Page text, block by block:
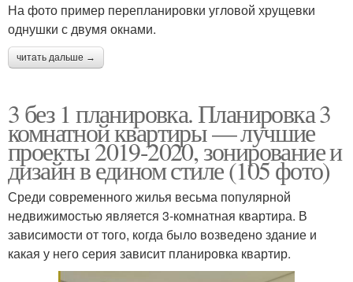
На фото пример перепланировки угловой хрущевки
однушки с двумя окнами.
читать дальше →
3 без 1 планировка. Планировка 3
комнатной квартиры — лучшие
проекты 2019-2020, зонирование и
дизайн в едином стиле (105 фото)
Среди современного жилья весьма популярной
недвижимостью является 3-комнатная квартира. В
зависимости от того, когда было возведено здание и
какая у него серия зависит планировка квартир.